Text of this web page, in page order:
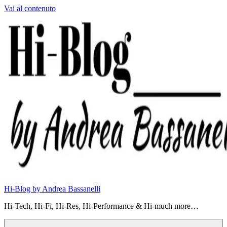
Vai al contenuto
Hi-Blog by Andrea Bassanelli
Hi-Tech, Hi-Fi, Hi-Res, Hi-Performance & Hi-much more…